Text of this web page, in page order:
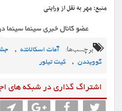
منبع: مهر به نقل از ورایتی
برچسب‌ها: آمات اسکالانته ,
گوویندن , کیت تیلور
اشتراگ گذاری در شبکه های